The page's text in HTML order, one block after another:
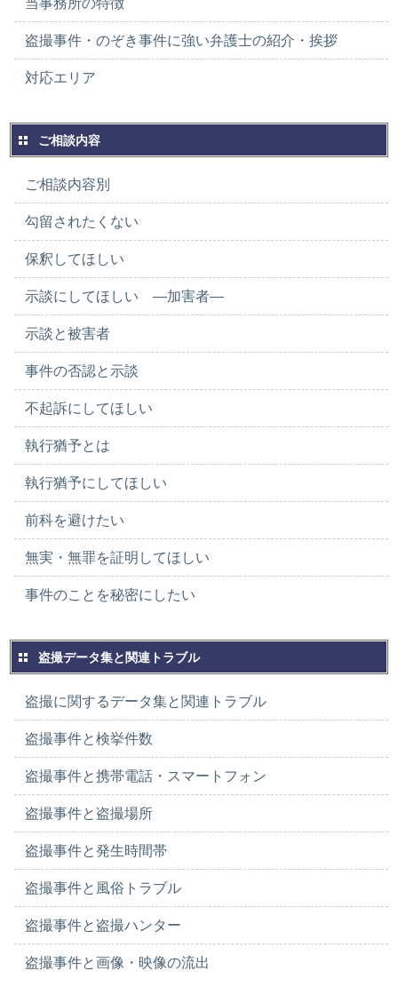
当事務所の特徴
盗撮事件・のぞき事件に強い弁護士の紹介・挨拶
対応エリア
ご相談内容
ご相談内容別
勾留されたくない
保釈してほしい
示談にしてほしい ―加害者―
示談と被害者
事件の否認と示談
不起訴にしてほしい
執行猶予とは
執行猶予にしてほしい
前科を避けたい
無実・無罪を証明してほしい
事件のことを秘密にしたい
盗撮データ集と関連トラブル
盗撮に関するデータ集と関連トラブル
盗撮事件と検挙件数
盗撮事件と携帯電話・スマートフォン
盗撮事件と盗撮場所
盗撮事件と発生時間帯
盗撮事件と風俗トラブル
盗撮事件と盗撮ハンター
盗撮事件と画像・映像の流出